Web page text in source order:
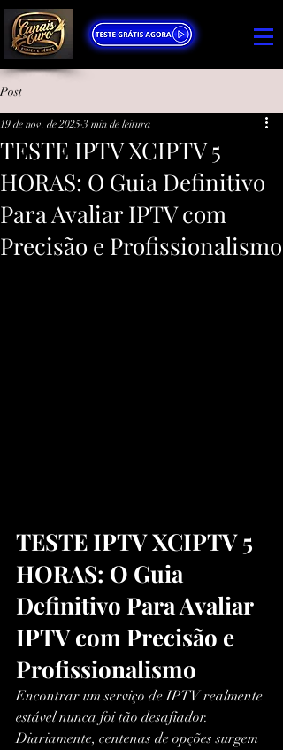
Post
TESTE IPTV XCIPTV 5
HORAS: O Guia Definitivo
Para Avaliar IPTV com
Precisão e Profissionalismo
19 de nov. de 2025 3 min de leitura
TESTE IPTV XCIPTV 5
HORAS: O Guia
Definitivo Para Avaliar
IPTV com Precisão e
Profissionalismo
Encontrar um serviço de IPTV realmente
estável nunca foi tão desafiador.
Diariamente, centenas de opções surgem